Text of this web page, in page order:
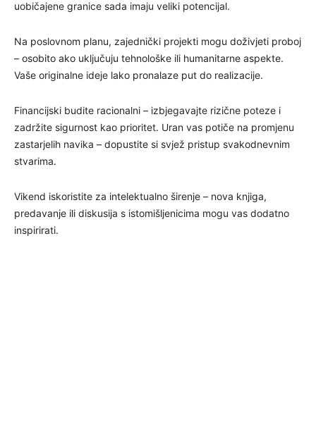
uobičajene granice sada imaju veliki potencijal.
Na poslovnom planu, zajednički projekti mogu doživjeti proboj
– osobito ako uključuju tehnološke ili humanitarne aspekte.
Vaše originalne ideje lako pronalaze put do realizacije.
Financijski budite racionalni – izbjegavajte rizične poteze i
zadržite sigurnost kao prioritet. Uran vas potiče na promjenu
zastarjelih navika – dopustite si svjež pristup svakodnevnim
stvarima.
Vikend iskoristite za intelektualno širenje – nova knjiga,
predavanje ili diskusija s istomišljenicima mogu vas dodatno
inspirirati.